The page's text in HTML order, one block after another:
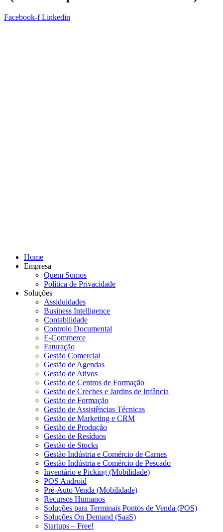
Facebook-f Linkedin
Home
Empresa
Quem Somos
Política de Privacidade
Soluções
Assiduidades
Business Intelligence
Contabilidade
Controlo Documental
E-Commerce
Faturação
Gestão Comercial
Gestão de Agendas
Gestão de Ativos
Gestão de Centros de Formação
Gestão de Creches e Jardins de Infância
Gestão de Formação
Gestão de Assistências Técnicas
Gestão de Marketing e CRM
Gestão de Produção
Gestão de Resíduos
Gestão de Stocks
Gestão Indústria e Comércio de Carnes
Gestão Indústria e Comércio de Pescado
Inventário e Picking (Mobilidade)
POS Android
Pré-Auto Venda (Mobilidade)
Recursos Humanos
Soluções para Terminais Pontos de Venda (POS)
Soluções On Demand (SaaS)
Startups – Free!